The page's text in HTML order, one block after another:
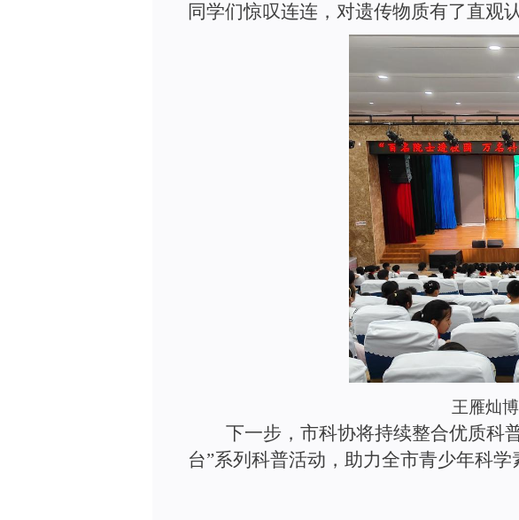
同学们惊叹连连，对遗传物质有了直观认
王雁灿
下一步， 市科协将持续整合优质科
台”系列科普活动，助力全市青少年科学